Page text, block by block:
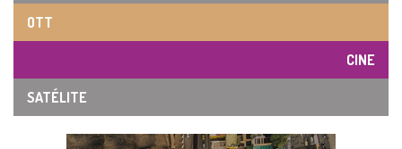
OTT
CINE
SATÉLITE